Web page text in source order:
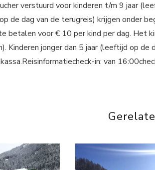
verstuurd voor kinderen t/m 9 jaar
de dag van de terugreis) krijgen onder
betalen voor € 10 per kind per dag. Het
Kinderen jonger dan 5 jaar (leeftijd op
in: van